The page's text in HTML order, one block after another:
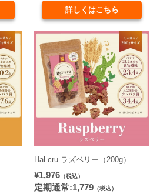
詳しくはこちら
Hal-cru ラズベリー（200g）
¥1,976 （税込）
定期通常:1,779 （税込）